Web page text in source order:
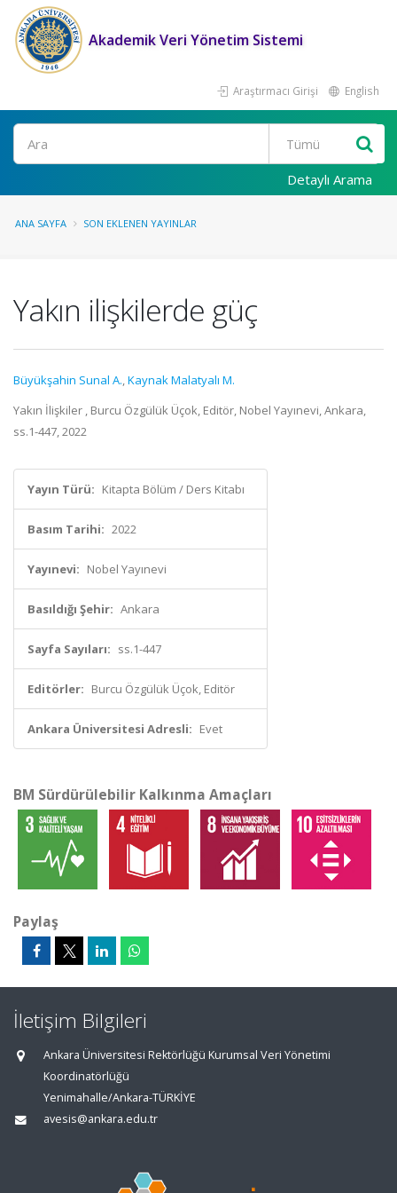
Akademik Veri Yönetim Sistemi
Araştırmacı Girişi English
Ara
Detaylı Arama
ANA SAYFA SON EKLENEN YAYINLAR
Yakın ilişkilerde güç
Büyükşahin Sunal A.,Kaynak Malatyalı M.
Yakın İlişkiler , Burcu Özgülük Üçok, Editör, Nobel Yayınevi, Ankara,
ss.1-447, 2022
Yayın Türü: Kitapta Bölüm / Ders Kitabı
Basım Tarihi: 2022
Yayınevi: Nobel Yayınevi
Basıldığı Şehir: Ankara
Sayfa Sayıları: ss.1-447
Editörler: Burcu Özgülük Üçok, Editör
Ankara Üniversitesi Adresli: Evet
BM Sürdürülebilir Kalkınma Amaçları
Paylaş
İletişim Bilgileri
Ankara Üniversitesi Rektörlüğü Kurumsal Veri Yönetimi
Koordinatörlüğü
Yenimahalle/Ankara-TÜRKİYE
avesis@ankara.edu.tr